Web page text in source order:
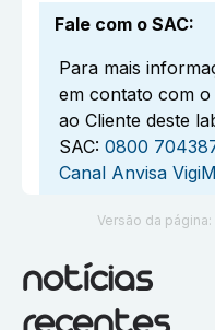
Fale com o SAC:
Para mais
em contato com
ao Cliente deste
SAC: 0800
Canal Anvisa
Versão da página:
notícias